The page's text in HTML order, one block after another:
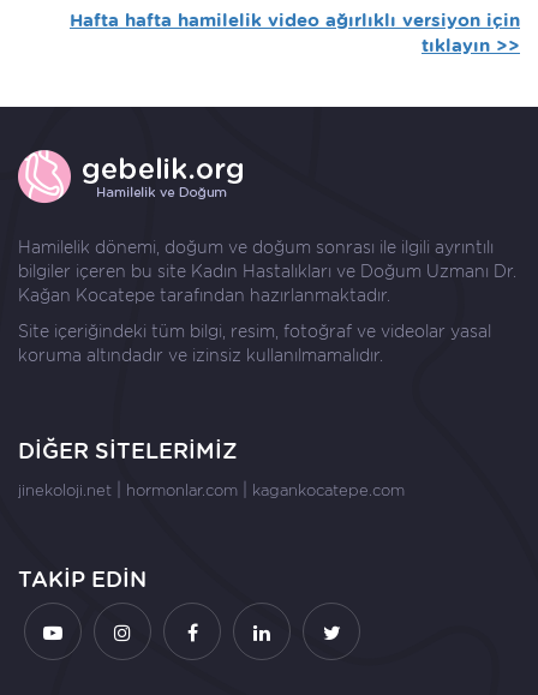
Hafta hafta hamilelik video ağırlıklı versiyon için
tıklayın >>
Hamilelik dönemi, doğum ve doğum sonrası ile ilgili ayrıntılı
bilgiler içeren bu site Kadın Hastalıkları ve Doğum Uzmanı Dr.
Kağan Kocatepe tarafından hazırlanmaktadır.
Site içeriğindeki tüm bilgi, resim, fotoğraf ve videolar yasal
koruma altındadır ve izinsiz kullanılmamalıdır.
DİĞER SİTELERİMİZ
jinekoloji.net hormonlar.com kagankocatepe.com
TAKİP EDİN